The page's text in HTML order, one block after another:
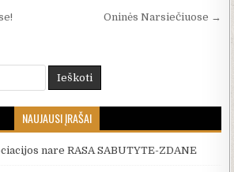
tarp įrašųOninės Narsiečiuose →
NAUJAUSI ĮRAŠAI
nare RASA SABUTYTE-ZDANE